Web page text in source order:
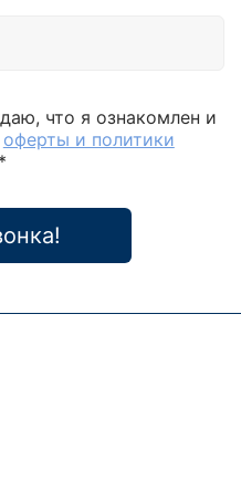
что я ознакомлен и
оферты и политики
*